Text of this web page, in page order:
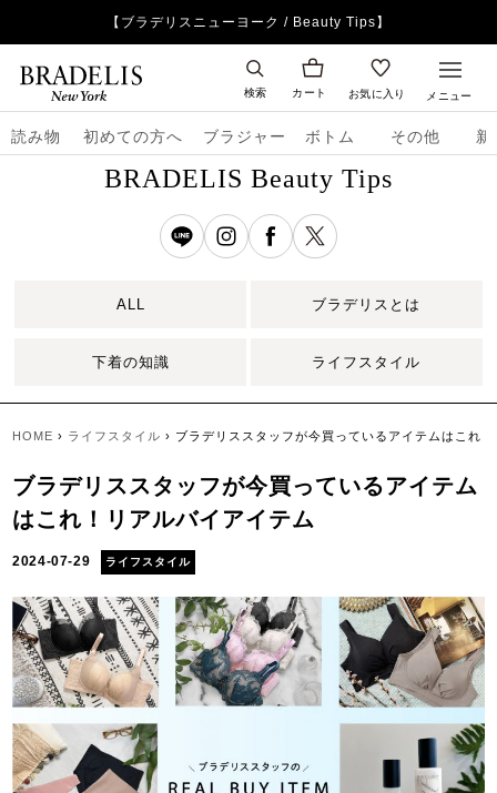
【ブラデリスニューヨーク / Beauty Tips】
読み物 初めての方へ ブラジャー ボトム その他 新
カート お気に入り
検索 メニュー
BRADELIS Beauty Tips
ALL ブラデリスとは
下着の知識 ライフスタイル
HOME › ライフスタイル › ブラデリススタッフが今買っているアイテムはこれ
ブラデリススタッフが今買っているアイテム
はこれ！リアルバイアイテム
2024-07-29 ライフスタイル